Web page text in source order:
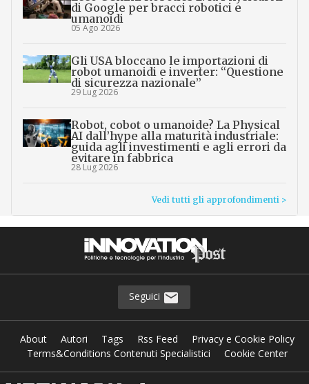
di Google per bracci robotici e
umanoidi
05 Ago 2026
Gli USA bloccano le importazioni di
robot umanoidi e inverter: “Questione
di sicurezza nazionale”
29 Lug 2026
Robot, cobot o umanoide? La Physical
AI dall’hype alla maturità industriale:
guida agli investimenti e agli errori da
evitare in fabbrica
28 Lug 2026
Vedi tutti gli approfondimenti >
Seguici
About Autori Tags Rss Feed
Privacy e Cookie Policy
Terms&Conditions Contenuti Specialistici
Cookie Center